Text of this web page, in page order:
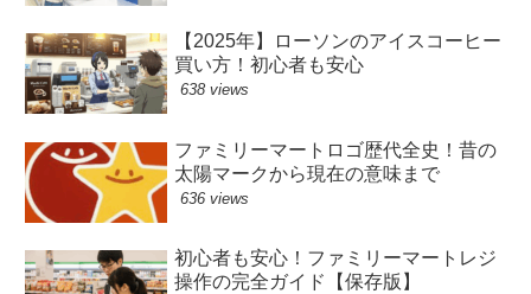
【2025年】ローソンのアイスコーヒー
買い方！初心者も安心
638 views
ファミリーマートロゴ歴代全史！昔の
太陽マークから現在の意味まで
636 views
初心者も安心！ファミリーマートレジ
操作の完全ガイド【保存版】